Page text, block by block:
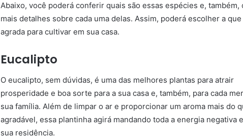
Abaixo, você poderá conferir quais são essas espécies e, também,
mais detalhes sobre cada uma delas. Assim, poderá escolher a
agrada para cultivar em sua casa.
Eucalipto
O eucalipto, sem dúvidas, é uma das melhores plantas para atrair
prosperidade e boa sorte para a sua casa e, também, para cada
sua família. Além de limpar o ar e proporcionar um aroma mais do
agradável, essa plantinha agirá mandando toda a energia negativa
sua residência.